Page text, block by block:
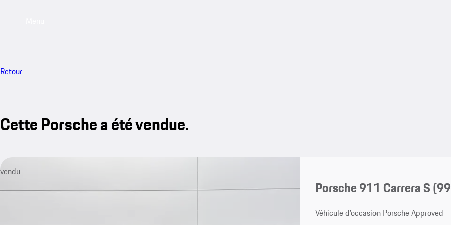
Retour
Cette Porsche a été vendue.
vendu
Porsche 911 Carrera S
Véhicule d’occasion Porsche Approved